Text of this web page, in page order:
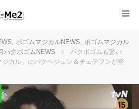
, ボゴムマジカルNEWS, ボゴムマジカル
パクボゴムNEWS
パクボゴムも驚い
カル」にパクヘジュン＆チェデフンが登